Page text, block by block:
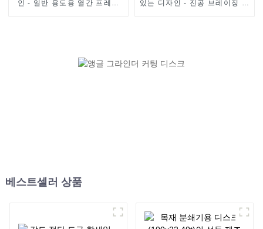
인 - 일반 용도용 열간 프레스
있는 디자인 - 진공 브레이징 블
베스트셀러 상품